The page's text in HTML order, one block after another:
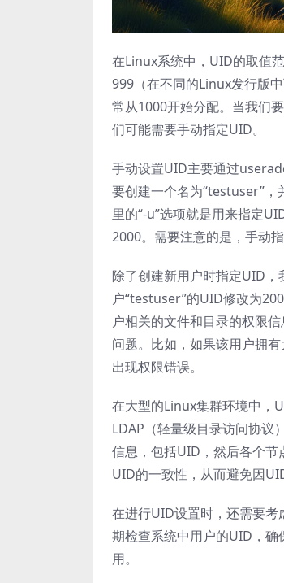
在Linux系统中，UID的取值
999（在不同的Linux发行版
常从1000开始分配。当我们
们可能需要手动指定UID。
手动设置UID主要通过
要创建一个名为“testuser”
里的“-u”选项就是用来指定
2000。需要注意的是，手动
除了创建新用户时指定UID
户“testuser”的UID修改为
户相关的文件和目录的权限
问题。比如，如果该用户拥
出现权限错误。
在大型的Linux集群环境中，
LDAP（轻量级目录访问协议
信息，包括UID，然后各个节
UID的一致性，从而避免因
在进行UID设置时，还需要
期检查系统中用户的UID，
用。